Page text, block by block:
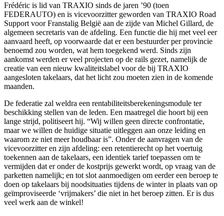
Frédéric is lid van TRAXIO sinds de jaren ’90 (toen
FEDERAUTO) en is vicevoorzitter geworden van TRAXIO Road
Support voor Franstalig België aan de zijde van Michel Gillard, de
algemeen secretaris van de afdeling. Een functie die hij met veel eer
aanvaard heeft, op voorwaarde dat er een bestuurder per provincie
benoemd zou worden, wat hem toegekend werd. Sinds zijn
aankomst werden er veel projecten op de rails gezet, namelijk de
creatie van een nieuw kwaliteitslabel voor de bij TRAXIO
aangesloten takelaars, dat het licht zou moeten zien in de komende
maanden.
De federatie zal weldra een rentabiliteitsberekeningsmodule ter
beschikking stellen van de leden. Een maatregel die hoort bij een
lange strijd, politiseert hij. “Wij willen geen directe confrontatie,
maar we willen de huidige situatie uitleggen aan onze leiding en
waarom ze niet meer houdbaar is”. Onder de aanvragen van de
vicevoorzitter en zijn afdeling: een retentierecht op het voertuig
toekennen aan de takelaars, een identiek tarief toepassen om te
vermijden dat er onder de kostprijs gewerkt wordt, op vraag van de
parketten namelijk; en tot slot aanmoedigen om eerder een beroep te
doen op takelaars bij noodsituaties tijdens de winter in plaats van op
geïmproviseerde ‘vrijmakers’ die niet in het beroep zitten. Er is dus
veel werk aan de winkel!